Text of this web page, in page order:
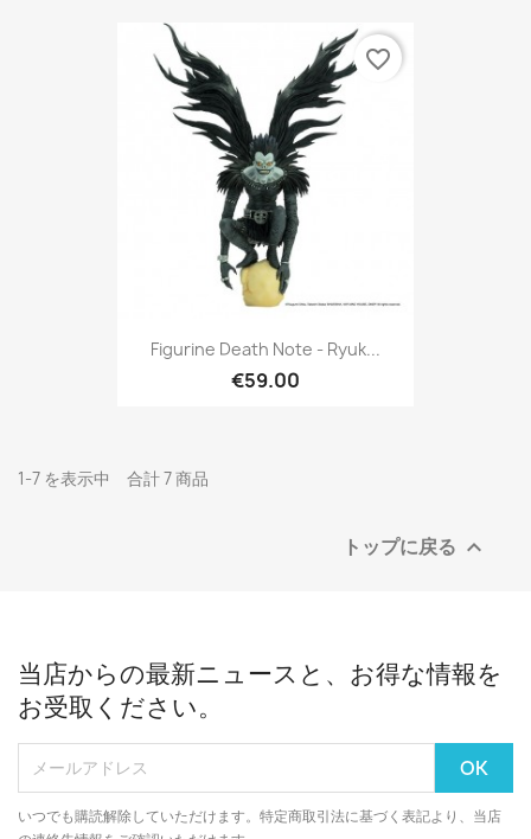
Figurine Death Note - Ryuk...
€59.00
favorite_border
1-7 を表示中 合計 7 商品
トップに戻る 
当店からの最新ニュースと、お得な情報を
お受取ください。
いつでも購読解除していただけます。特定商取引法に基づく表記より、当店